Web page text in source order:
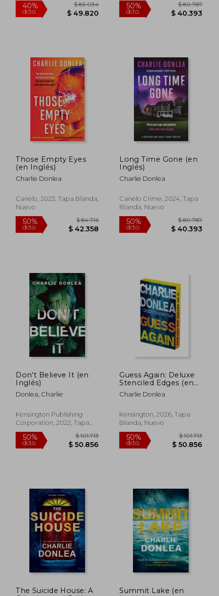
40% $ 83.034 50% $
Those Empty Eyes
(en Inglés)
Charlie Donlea
Canelo, 2023, Tapa Blanda,
Nuevo
Long Time Gone (en
Inglés)
Charlie Donlea
Canelo Crime, 2024, Tapa
Blanda, Nuevo
Don't Believe It (en
Inglés)
Donlea, Charlie
Kensington Publishing
Corporation, 2022, Tapa
Blanda, Nuevo
Guess Again: Deluxe
Stenciled Edges (en
Inglés)
Charlie Donlea
Kensington, 2026, Tapa
Blanda, Nuevo
The Suicide House: A
Summit Lake (en